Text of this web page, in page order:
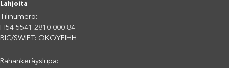
Lahjoita
Tilinumero:
FI54 5541 2810 000 84
BIC/SWIFT: OKOYFIHH
Rahankeräyslupa: